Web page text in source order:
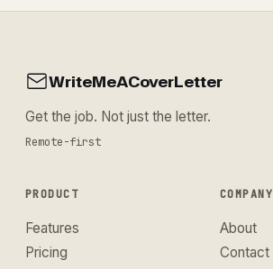
WriteMeACoverLetter
Get the job. Not just the letter.
Remote-first
PRODUCT
Features
Pricing
COMPANY
About
Contact